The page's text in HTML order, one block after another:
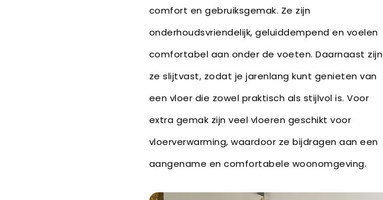
comfort en gebruiksgemak. Ze zijn
onderhoudsvriendelijk, geluiddempend en voelen
comfortabel aan onder de voeten. Daarnaast zijn
ze slijtvast, zodat je jarenlang kunt genieten van
een vloer die zowel praktisch als stijlvol is. Voor
extra gemak zijn veel vloeren geschikt voor
vloerverwarming, waardoor ze bijdragen aan een
aangename en comfortabele woonomgeving.